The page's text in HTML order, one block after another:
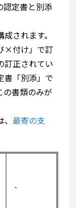
認定書と別添
されます。
×付け」で訂
訂正されてい
書「別添」で
の書類のみが
最寄の支
-